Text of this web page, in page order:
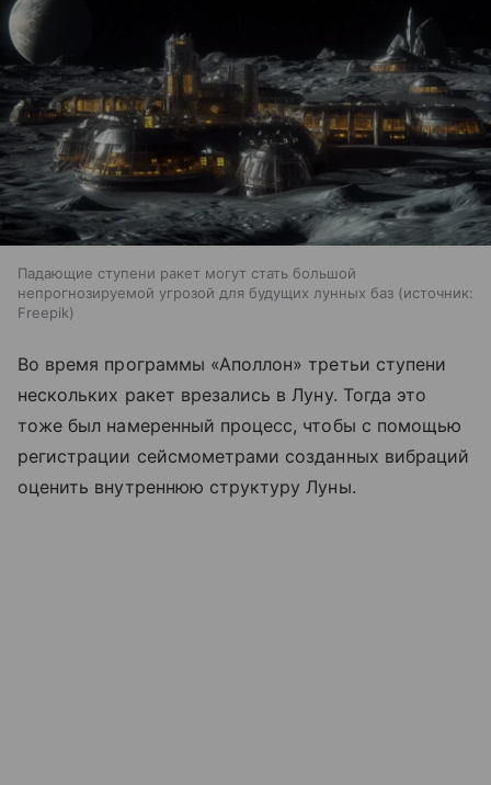
Падающие ступени ракет могут стать большой
непрогнозируемой угрозой для будущих лунных баз
источник:
Freepik
Во время программы «Аполлон» третьи ступени
нескольких ракет врезались в Луну. Тогда это
тоже был намеренный процесс, чтобы с помощью
регистрации сейсмометрами созданных вибраций
оценить внутреннюю структуру Луны.